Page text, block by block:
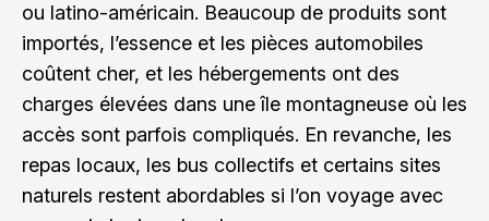
ou latino-américain. Beaucoup de produits sont
importés, l’essence et les pièces automobiles
coûtent cher, et les hébergements ont des
charges élevées dans une île montagneuse où les
accès sont parfois compliqués. En revanche, les
repas locaux, les bus collectifs et certains sites
naturels restent abordables si l’on voyage avec